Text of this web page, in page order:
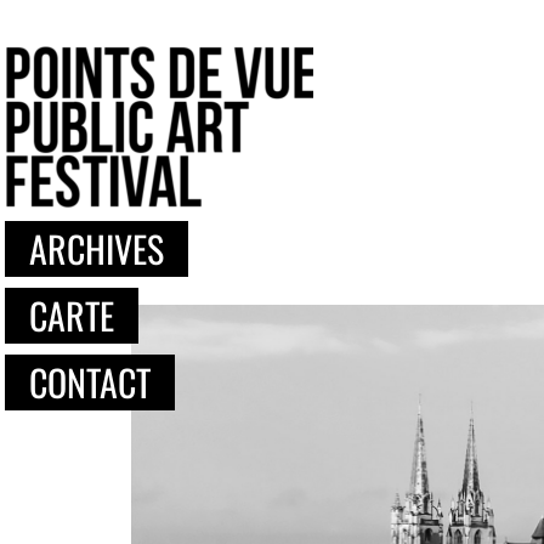
ARCHIVES
CARTE
CONTACT